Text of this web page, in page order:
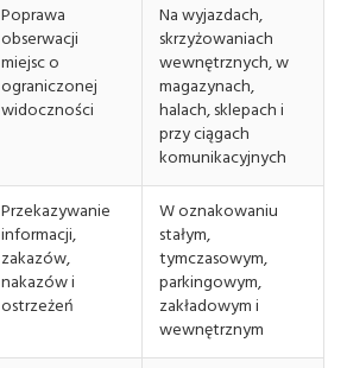
Poprawa
obserwacji
miejsc o
ograniczonej
widoczności
Na wyjazdach,
skrzyżowaniach
wewnętrznych, w
magazynach,
halach, sklepach i
przy ciągach
komunikacyjnych
Przekazywanie
informacji,
zakazów,
nakazów i
ostrzeżeń
W oznakowaniu
stałym,
tymczasowym,
parkingowym,
zakładowym i
wewnętrznym